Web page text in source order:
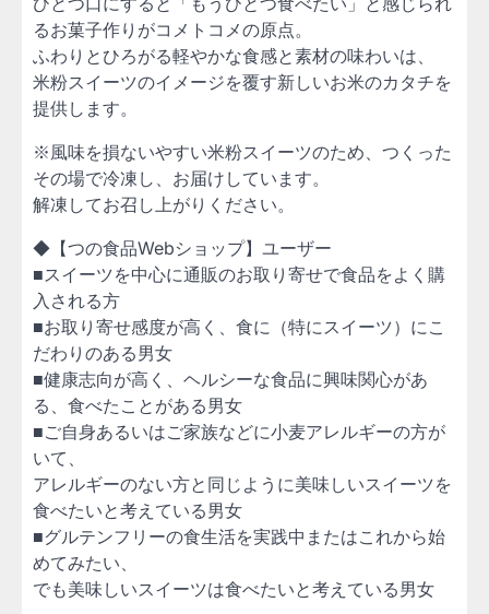
るお菓子作りがコメトコメの原点。
ふわりとひろがる軽やかな食感と素材の味わいは、
米粉スイーツのイメージを覆す新しいお米のカタチを
提供します。
※風味を損ないやすい米粉スイーツのため、つくった
その場で冷凍し、お届けしています。
解凍してお召し上がりください。
◆【つの食品Webショップ】ユーザー
■スイーツを中心に通販のお取り寄せで食品をよく購
入される方
■お取り寄せ感度が高く、食に（特にスイーツ）にこ
だわりのある男女
■健康志向が高く、ヘルシーな食品に興味関心があ
る、食べたことがある男女
■ご自身あるいはご家族などに小麦アレルギーの方が
いて、
アレルギーのない方と同じように美味しいスイーツを
食べたいと考えている男女
■グルテンフリーの食生活を実践中またはこれから始
めてみたい、
でも美味しいスイーツは食べたいと考えている男女